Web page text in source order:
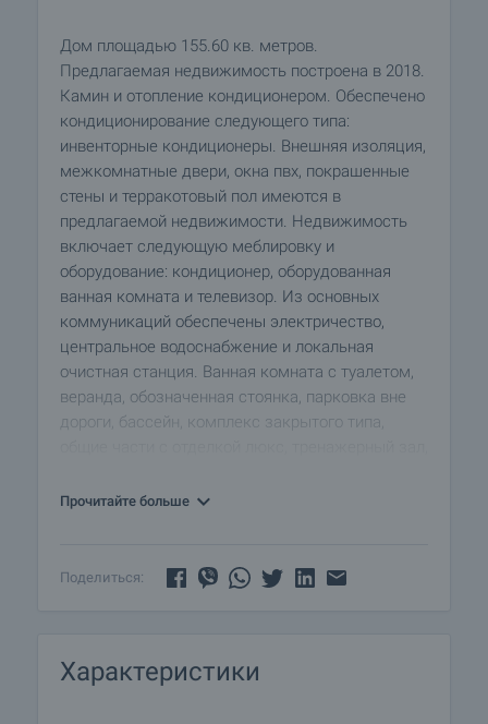
Дом площадью 155.60 кв. метров.
Предлагаемая недвижимость построена в 2018.
Камин и отопление кондиционером. Обеспечено
кондиционирование следующего типа:
инвенторные кондиционеры. Внешняя изоляция,
межкомнатные двери, окна пвх, покрашенные
стены и терракотовый пол имеются в
предлагаемой недвижимости. Недвижимость
включает следующую меблировку и
оборудование: кондиционер, оборудованная
ванная комната и телевизор. Из основных
коммуникаций обеспечены электричество,
центральное водоснабжение и локальная
очистная станция. Ванная комната с туалетом,
веранда, обозначенная стоянка, парковка вне
дороги, бассейн, комплекс закрытого типа,
наличии среди прочих обозначенных
пользования. Виды на бассейн и виды на
Недалеко от недвижимости есть автобусная
Прочитайте больше
Поделиться:
Характеристики